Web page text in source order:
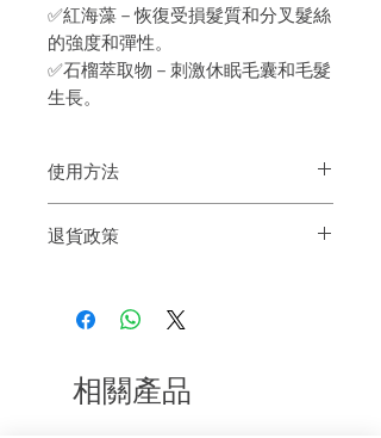
✅紅海藻－恢復受損髮質和分叉髮絲
的強度和彈性。
✅石榴萃取物－刺激休眠毛囊和毛髮
生長。
使用方法
在濕髮上，輕輕按摩，重點按摩頭
退貨政策
到我們的產品後的前7天內通過電子郵件
相關產品